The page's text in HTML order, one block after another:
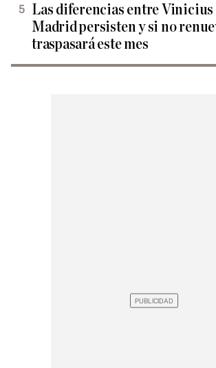
Las diferencias entre Vinicius
Madrid persisten y si no
traspasará este mes